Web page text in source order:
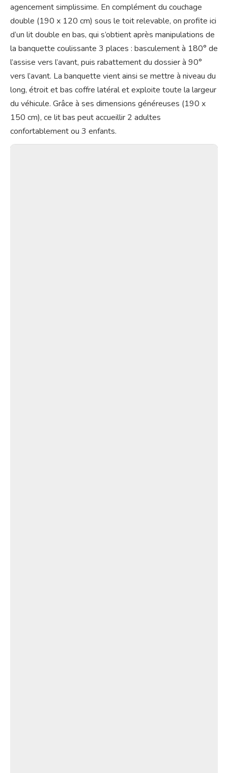
agencement simplissime. En complément du couchage
double (190 x 120 cm) sous le toit relevable, on profite ici
d’un lit double en bas, qui s’obtient après manipulations de
la banquette coulissante 3 places : basculement à 180° de
l’assise vers l’avant, puis rabattement du dossier à 90°
vers l’avant. La banquette vient ainsi se mettre à niveau du
long, étroit et bas coffre latéral et exploite toute la largeur
du véhicule. Grâce à ses dimensions généreuses (190 x
150 cm), ce lit bas peut accueillir 2 adultes
confortablement ou 3 enfants.